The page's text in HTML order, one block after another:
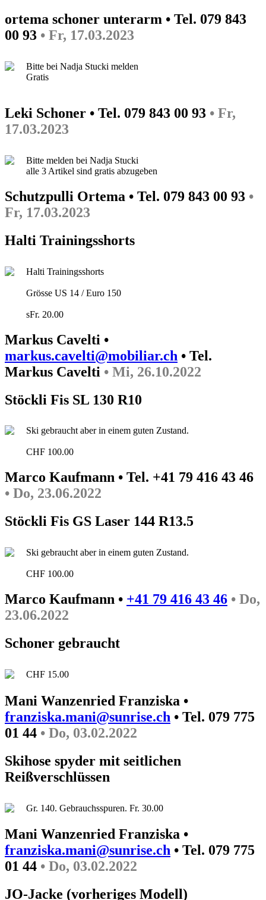
ortema schoner unterarm • Tel. 079 843
00 93 • Fr, 17.03.2023
Bitte bei Nadja Stucki melden
Gratis
Leki Schoner • Tel. 079 843 00 93 • Fr,
17.03.2023
Bitte melden bei Nadja Stucki
alle 3 Artikel sind gratis abzugeben
Schutzpulli Ortema • Tel. 079 843 00 93 •
Fr, 17.03.2023
Halti Trainingsshorts
Halti Trainingsshorts
Grösse US 14 / Euro 150
sFr. 20.00
Markus Cavelti •
markus.cavelti@mobiliar.ch • Tel.
Markus Cavelti • Mi, 26.10.2022
Stöckli Fis SL 130 R10
Ski gebraucht aber in einem guten Zustand.
CHF 100.00
Marco Kaufmann • Tel. +41 79 416 43 46
• Do, 23.06.2022
Stöckli Fis GS Laser 144 R13.5
Ski gebraucht aber in einem guten Zustand.
CHF 100.00
Marco Kaufmann • +41 79 416 43 46 • Do,
23.06.2022
Schoner gebraucht
CHF 15.00
Mani Wanzenried Franziska •
franziska.mani@sunrise.ch • Tel. 079 775
01 44 • Do, 03.02.2022
Skihose spyder mit seitlichen
Reißverschlüssen
Gr. 140. Gebrauchsspuren. Fr. 30.00
Mani Wanzenried Franziska •
franziska.mani@sunrise.ch • Tel. 079 775
01 44 • Do, 03.02.2022
JO-Jacke (vorheriges Modell)